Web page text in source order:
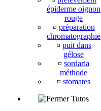
épiderme oignon
rouge
¤ préparation
chromatographie
¤ puit dans
gélose
¤ sordaria
méthode
¤ stomates
Tutos